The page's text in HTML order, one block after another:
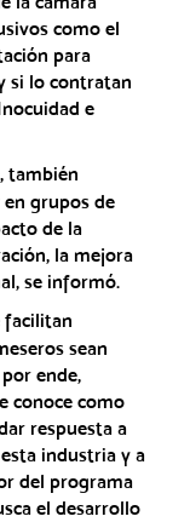
como el
para
si lo contratan
e
, también
grupos de
de la
la mejora
se informó.
facilitan
sean
ende,
conoce como
respuesta a
industria y a
del programa
el desarrollo